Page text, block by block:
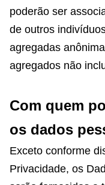
poderão ser
de outros
agregadas
agregados não
Com quem
os dados
Exceto conforme
Privacidade, os